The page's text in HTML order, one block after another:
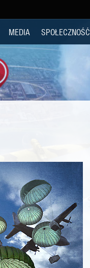
MEDIA SPOŁECZNOŚĆ